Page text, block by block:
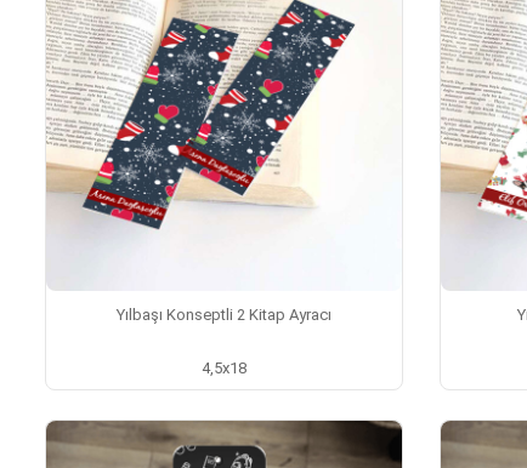
Yılbaşı Konseptli 2 Kitap Ayracı
4,5x18